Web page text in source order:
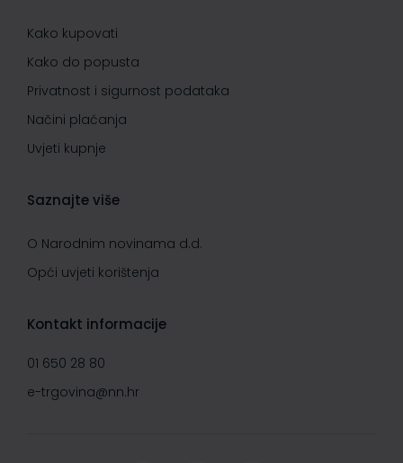
Kako kupovati
Kako do popusta
Privatnost i sigurnost podataka
Načini plaćanja
Uvjeti kupnje
Saznajte više
O Narodnim novinama d.d.
Opći uvjeti korištenja
Kontakt informacije
01 650 28 80
e-trgovina@nn.hr